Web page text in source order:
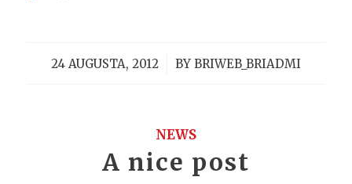
24 AUGUSTA, 2012
/ BY BRIWEB_BRIADMI
NEWS
A nice post